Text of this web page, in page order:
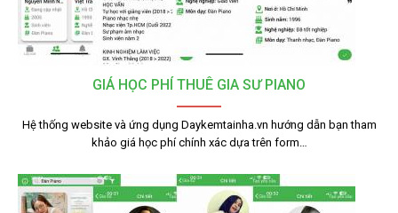
GIÁ HỌC PHÍ THUÊ GIA SƯ PIANO
Hệ thống website và ứng dụng Daykemtainha.vn hướng dẫn bạn tham
khảo giá học phí chính xác dựa trên form…